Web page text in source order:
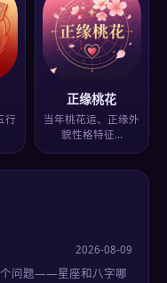
行
正缘桃花
当年桃花运、正缘外
貌性格特征…
2026-08-09
个问题——星座和八字哪